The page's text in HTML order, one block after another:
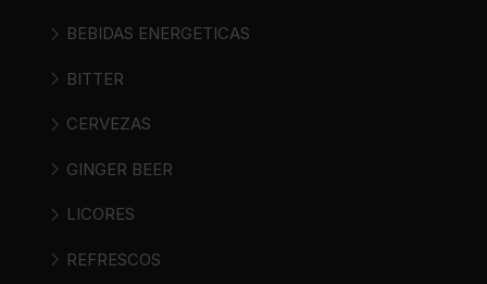
BEBIDAS ENERGETICAS
BITTER
CERVEZAS
GINGER BEER
LICORES
REFRESCOS